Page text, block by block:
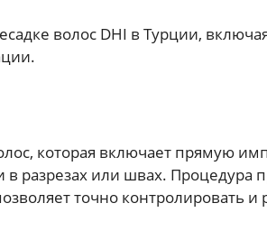
волос DHI в Турции,
которая включает прямую
разрезах или швах. Процедура
точно контролировать